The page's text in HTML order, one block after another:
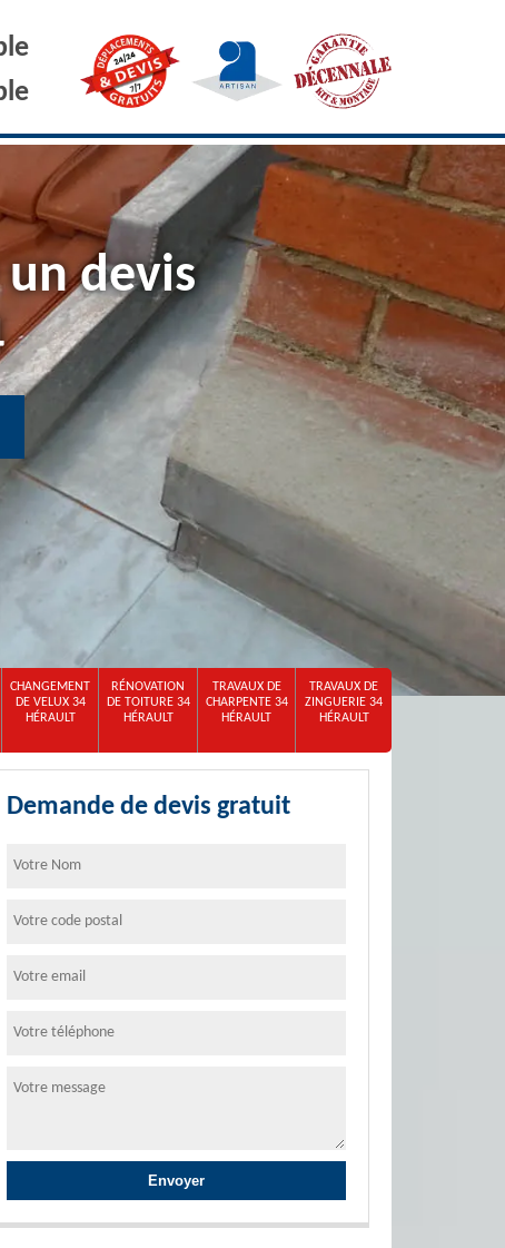
devis
CHANGEMENT
DE VELUX 34
HÉRAULT
RÉNOVATION
DE TOITURE 34
HÉRAULT
TRAVAUX DE
CHARPENTE 34
HÉRAULT
TRAVAUX DE
ZINGUERIE 34
HÉRAULT
Demande de devis gratuit